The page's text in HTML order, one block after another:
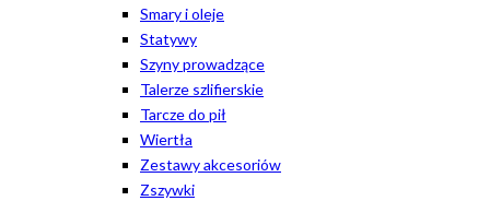
Smary i oleje
Statywy
Szyny prowadzące
Talerze szlifierskie
Tarcze do pił
Wiertła
Zestawy akcesoriów
Zszywki